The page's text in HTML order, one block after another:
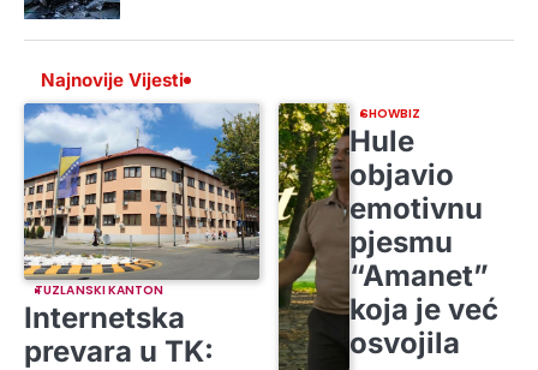
Najnovije Vijesti
TUZLANSKI KANTON
Internetska
prevara u TK:
SHOWBIZ
Hule
objavio
emotivnu
pjesmu
“Amanet”
koja je već
osvojila